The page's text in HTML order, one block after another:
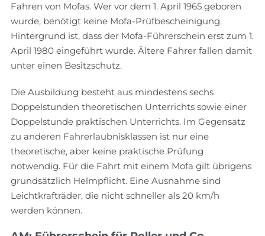
Fahren von Mofas. Wer vor dem 1. April 1965 geboren
wurde, benötigt keine Mofa-Prüfbescheinigung.
Hintergrund ist, dass der Mofa-Führerschein erst zum 1.
April 1980 eingeführt wurde. Ältere Fahrer fallen damit
unter einen Besitzschutz.
Die Ausbildung besteht aus mindestens sechs
Doppelstunden theoretischen Unterrichts sowie einer
Doppelstunde praktischen Unterrichts. Im Gegensatz
zu anderen Fahrerlaubnisklassen ist nur eine
theoretische, aber keine praktische Prüfung
notwendig. Für die Fahrt mit einem Mofa gilt übrigens
grundsätzlich Helmpflicht. Eine Ausnahme sind
Leichtkrafträder, die nicht schneller als 20 km/h
werden können.